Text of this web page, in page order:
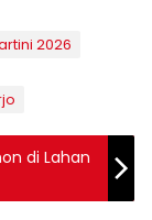
2026
di Lahan